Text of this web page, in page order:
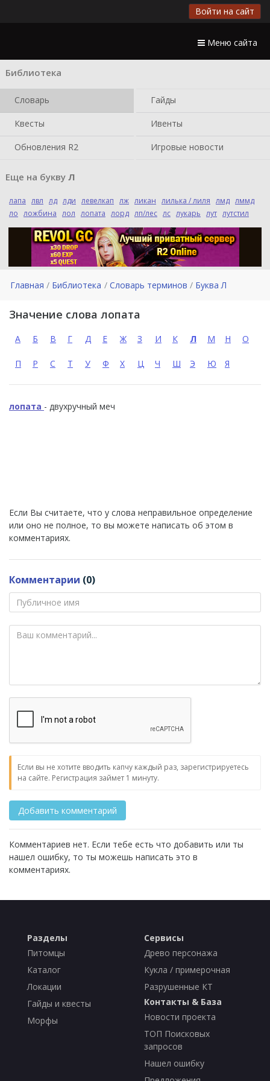
Войти на сайт
Меню сайта
Библиотека
Словарь Гайды
Квесты Ивенты
Обновления R2 Игровые новости
Еще на букву Л
лапа лвл лд лди левелкап лж ликан лилька / лиля лмд лммд
ло ложбина лол лопата лорд лп/лес лс лукарь лут лутстил
Главная Библиотека Словарь терминов Буква Л
Значение слова лопата
А Б В Г Д Е Ж З И К Л М Н О
П Р С Т У Ф Х Ц Ч Ш Э Ю Я
лопата - двухручный меч
Если Вы считаете, что у слова неправильное определение
или оно не полное, то вы можете написать об этом в
комментариях.
Комментарии (0)
Если вы не хотите вводить капчу каждый раз, зарегистрируетесь
на сайте. Регистрация займет 1 минуту.
Комментариев нет. Если тебе есть что добавить или ты
нашел ошибку, то ты можешь написать это в
комментариях.
Разделы
Питомцы
Каталог
Локации
Гайды и квесты
Морфы
Сервисы
Древо персонажа
Кукла / примерочная
Разрушенные КТ
Контакты & База
Новости проекта
ТОП Поисковых
запросов
Нашел ошибку